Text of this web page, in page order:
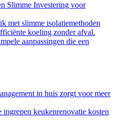
Slimme Investering voor
met slimme isolatiemethoden
koeling zonder afval.
aanpassingen die een
in huis zorgt voor meer
keukenrenovatie kosten